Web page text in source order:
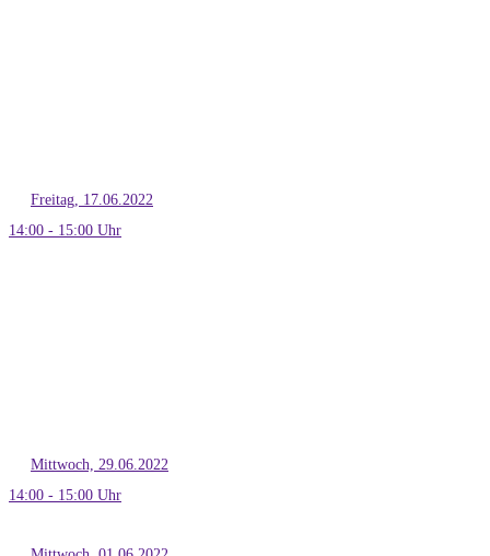
Freitag, 17.06.2022
14:00 - 15:00 Uhr
Mittwoch, 29.06.2022
14:00 - 15:00 Uhr